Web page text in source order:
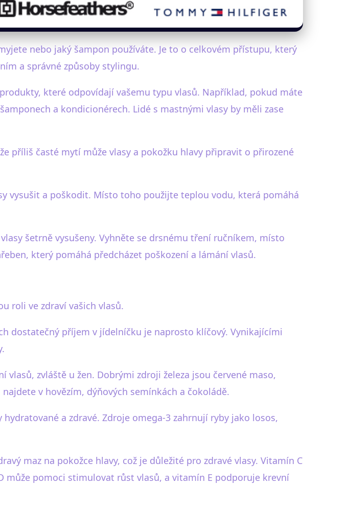
nebo jaký šampon používáte. Je to o celkovém přístupu, který
a správné způsoby stylingu.
které odpovídají vašemu typu vlasů. Například, pokud máte
a kondicionérech. Lidé s mastnými vlasy by měli zase
příliš časté mytí může vlasy a pokožku hlavy připravit o přirozené
vysušit a poškodit. Místo toho použijte teplou vodu, která pomáhá
šetrně vysušeny. Vyhněte se drsnému tření ručníkem, místo
který pomáhá předcházet poškození a lámání vlasů.
roli ve zdraví vašich vlasů.
dostatečný příjem v jídelníčku je naprosto klíčový. Vynikajícími
zvláště u žen. Dobrými zdroji železa jsou červené maso,
v hovězím, dýňových semínkách a čokoládě.
a zdravé. Zdroje omega-3 zahrnují ryby jako losos,
maz na pokožce hlavy, což je důležité pro zdravé vlasy. Vitamín C
pomoci stimulovat růst vlasů, a vitamín E podporuje krevní